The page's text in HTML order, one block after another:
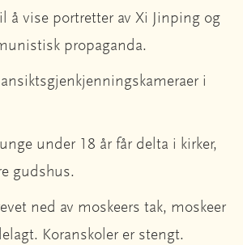
å vise portretter av Xi Jinping og
propaganda.
i
under 18 år får delta i kirker,
gudshus.
ned av moskeers tak, moskeer
Koranskoler er stengt.